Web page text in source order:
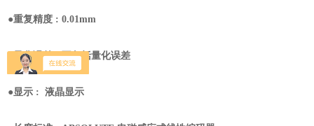
●重复精度 : 0.01mm
●量化误差 : 不包括量化误差
●显示 : 液晶显示